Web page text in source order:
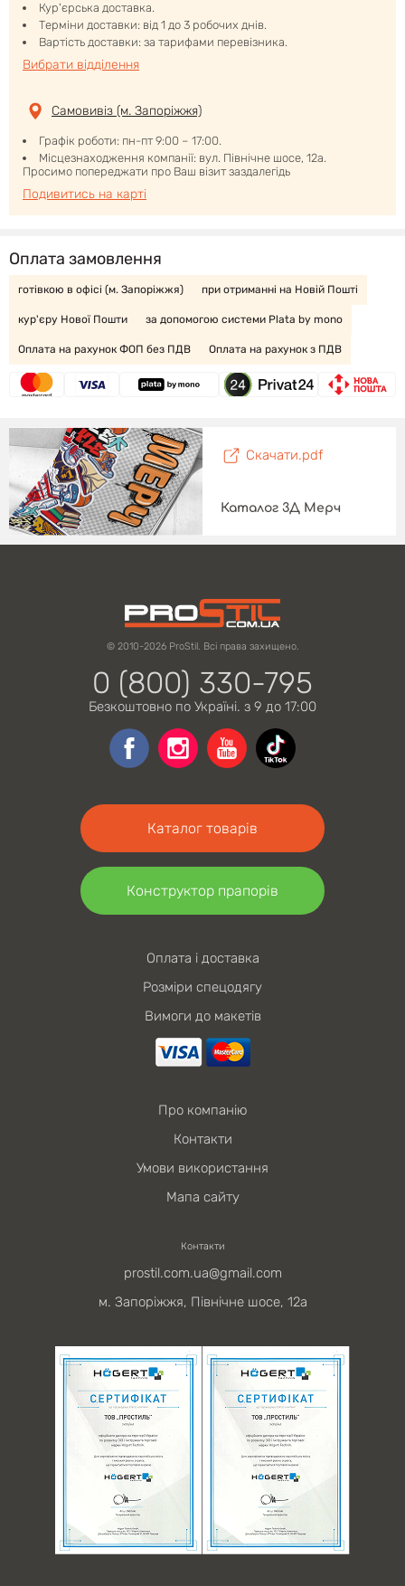
Кур'єрська доставка.
Терміни доставки: від 1 до 3 робочих днів.
Вартість доставки: за тарифами перевізника.
Вибрати відділення
Самовивіз (м. Запоріжжя)
Графік роботи: пн-пт 9:00 – 17:00.
Місцезнаходження компанії: вул. Північне шосе, 12а.
Просимо попереджати про Ваш візит заздалегідь
Подивитись на карті
Оплата замовлення
готівкою в офісі (м. Запоріжжя) при отриманні на Новій Пошті
кур'єру Нової Пошти за допомогою системи Plata by mono
Оплата на рахунок ФОП без ПДВ Оплата на рахунок з ПДВ
Скачати.pdf
Каталог 3Д Мерч
© 2010-2026 ProStil. Всі права захищено.
0 (800) 330-795
Безкоштовно по Україні. з 9 до 17:00
Каталог товарів
Конструктор прапорів
Оплата і доставка
Розміри спецодягу
Вимоги до макетів
Про компанію
Контакти
Умови використання
Мапа сайту
Контакти
prostil.com.ua@gmail.com
м. Запоріжжя, Північне шосе, 12а